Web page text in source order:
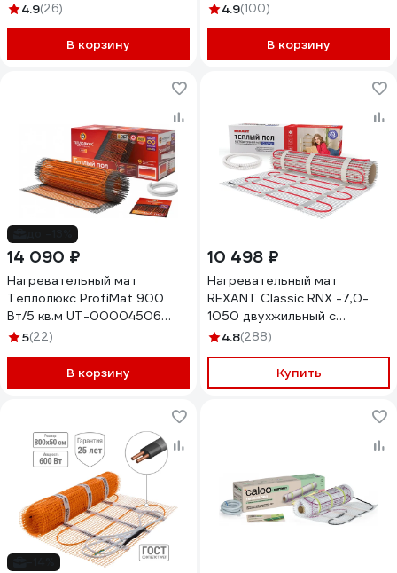
4.9(26)
В корзину
4.9(100)
В корзину
14 090 ₽
Нагревательный мат
Теплолюкс ProfiMat 900
Вт/5 кв.м UT-00004506
100035700700
5(22)
В корзину
10 498 ₽
Нагревательный мат
REXANT Classic RNX -7,0-
1050 двухжильный с
экраном 51-0512-2
4.8(288)
Купить